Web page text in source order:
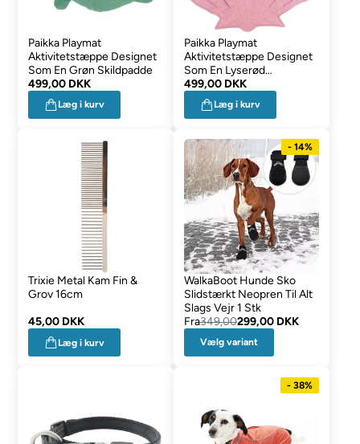
Paikka Playmat
Aktivitetstæppe Designet
Som En Grøn Skildpadde
499,00 DKK
Læg i kurv
Paikka Playmat
Aktivitetstæppe Designet
Som En Lyserød
Muslingeskal
499,00 DKK
Læg i kurv
Trixie Metal Kam Fin &
Grov 16cm
45,00 DKK
Læg i kurv
- 14%
WalkaBoot Hunde Sko
Slidstærkt Neopren Til Alt
Slags Vejr 1 Stk
Fra349,00299,00 DKK
Vælg variant
- 38%